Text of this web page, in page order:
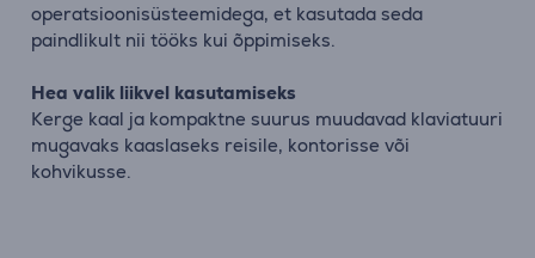
operatsioonisüsteemidega, et kasutada seda
paindlikult nii tööks kui õppimiseks.
Hea valik liikvel kasutamiseks
Kerge kaal ja kompaktne suurus muudavad klaviatuuri
mugavaks kaaslaseks reisile, kontorisse või
kohvikusse.